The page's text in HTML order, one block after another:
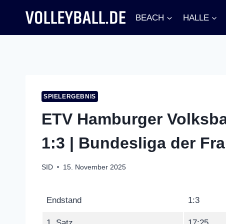
springen
BEACH HALLE
SPIELERGEBNIS
ETV Hamburger
1:3 | Bundesliga der
SID 15. November 2025
Endstand 1:3